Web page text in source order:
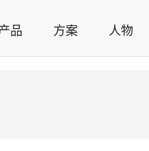
解决方案，智能家居技术应用，
品 方案 人物